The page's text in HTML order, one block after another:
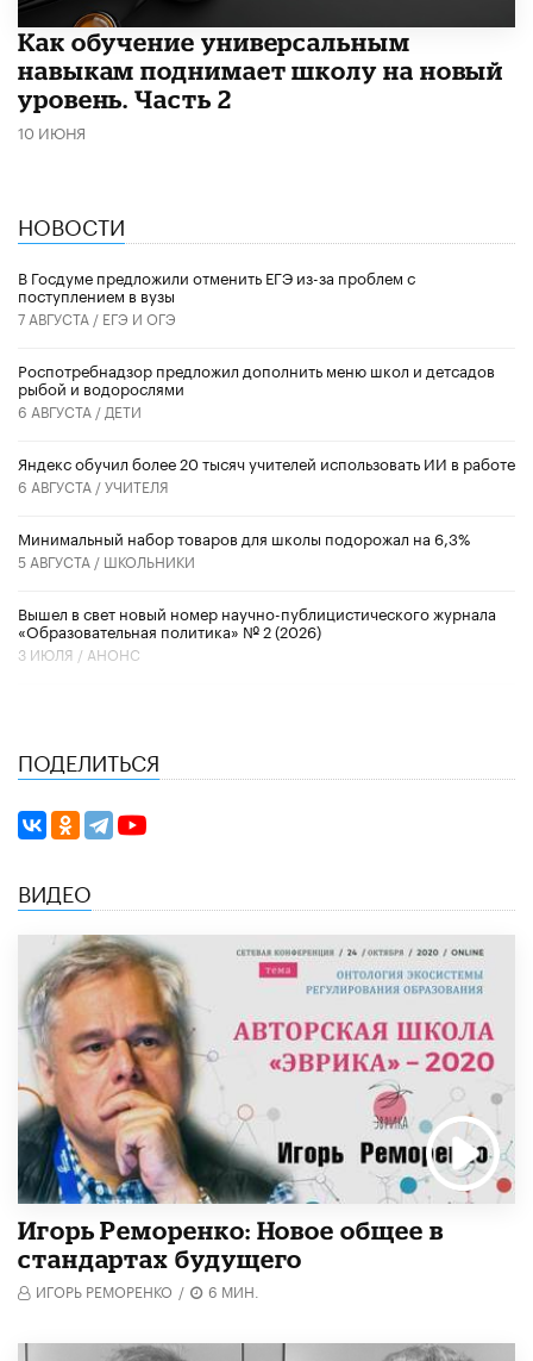
​Как обучение универсальным
навыкам поднимает школу на новый
уровень. Часть 2
10 ИЮНЯ
НОВОСТИ
В Госдуме предложили отменить ЕГЭ из-за проблем с
поступлением в вузы
7 АВГУСТА / ЕГЭ И ОГЭ
Роспотребнадзор предложил дополнить меню школ и детсадов
рыбой и водорослями
6 АВГУСТА / ДЕТИ
​Яндекс обучил более 20 тысяч учителей использовать ИИ в работе
6 АВГУСТА /УЧИТЕЛЯ
Минимальный набор товаров для школы подорожал на 6,3%
5 АВГУСТА / ШКОЛЬНИКИ
Вышел в свет новый номер научно-публицистического журнала
«Образовательная политика» № 2 (2026)
3 ИЮЛЯ / АНОНС
ПОДЕЛИТЬСЯ
ВИДЕО
Игорь Реморенко: Новое общее в
стандартах будущего
ИГОРЬ РЕМОРЕНКО / 6 МИН.